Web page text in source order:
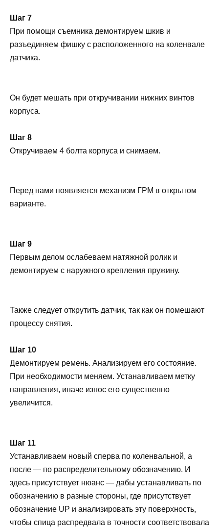
Шаг 7
При помощи съемника демонтируем шкив и
разъединяем фишку с расположенного на коленвале
датчика.
Он будет мешать при откручивании нижних винтов
корпуса.
Шаг 8
Откручиваем 4 болта корпуса и снимаем.
Перед нами появляется механизм ГРМ в открытом
варианте.
Шаг 9
Первым делом ослабеваем натяжной ролик и
демонтируем с наружного крепления пружину.
Также следует открутить датчик, так как он помешают
процессу снятия.
Шаг 10
Демонтируем ремень. Анализируем его состояние.
При необходимости меняем. Устанавливаем метку
направления, иначе износ его существенно
увеличится.
Шаг 11
Устанавливаем новый сперва по коленвальной, а
после — по распределительному обозначению. И
здесь присутствует нюанс — дабы устанавливать по
обозначению в разные стороны, где присутствует
обозначение UP и анализировать эту поверхность,
чтобы спица распредвала в точности соответствовала